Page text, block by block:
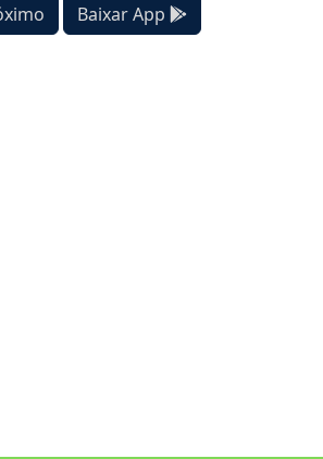
Baixar App